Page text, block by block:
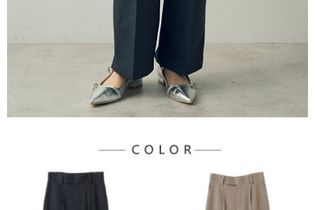
３．未成年的使用者請事先徵得法定代理人或監護人之同意方可使用
「AFTEE先享後付」，若未經同意申辦者引起之損失，本公司不負相關責
４．使用「AFTEE先享後付」時，將依據個別帳號之用戶狀況，依本公司即
時審查核予不同之上限額度；若仍有額度不足之情形，本公司將視審查結果
請求用戶進行身份認證。
５．嚴禁一人註冊多個帳號或使用他人資訊註冊。若發現惡意使用之情形，
恩沛科技股份有限公司將有權停止該用戶之使用額度並採取法律行動。
每筆NT$90，滿NT$888(含以上)免運費